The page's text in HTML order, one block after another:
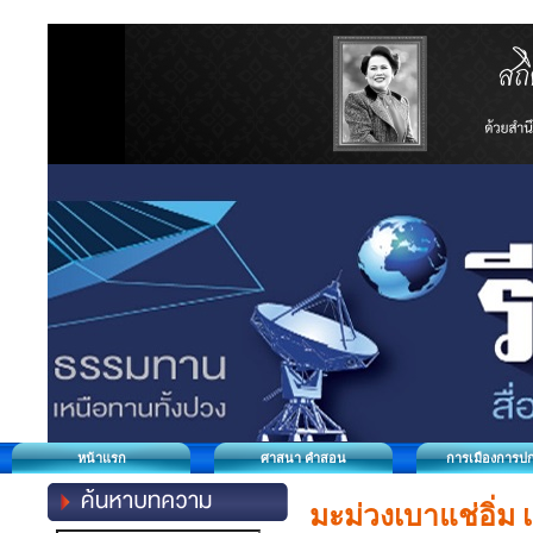
หน้าแรก ศาสนา คำสอน การเมืองการป
มะม่วงเบาแช่อิ่ม